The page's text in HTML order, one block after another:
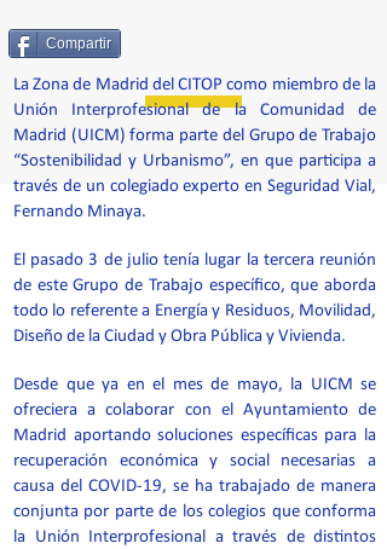
Compartir
La Zona de Madrid del CITOP como miembro de la
Unión Interprofesional de la Comunidad de
Madrid (UICM) forma parte del Grupo de Trabajo
“Sostenibilidad y Urbanismo”, en que participa a
través de un colegiado experto en Seguridad Vial,
Fernando Minaya.
El pasado 3 de julio tenía lugar la tercera reunión
de este Grupo de Trabajo específico, que aborda
todo lo referente a Energía y Residuos, Movilidad,
Diseño de la Ciudad y Obra Pública y Vivienda.
Desde que ya en el mes de mayo, la UICM se
ofreciera a colaborar con el Ayuntamiento de
Madrid aportando soluciones específicas para la
recuperación económica y social necesarias a
causa del COVID-19, se ha trabajado de manera
conjunta por parte de los colegios que conforma
la Unión Interprofesional a través de distintos